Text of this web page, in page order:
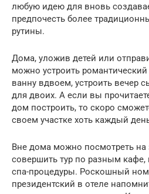
любую идею для вновь
предпочесть более
рутины.
Дома, уложив детей или
можно устроить
ванну вдвоем, устроить вечер
для двоих. А если вы
дом построить, то скоро
своем участке хоть каждый
Вне дома можно посмотреть на
совершить тур по разным кафе,
спа-процедуры. Роскошный
президентский в отеле